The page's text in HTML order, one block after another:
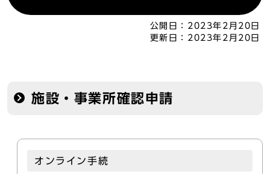
公開日： 2023年2月20日
更新日： 2023年2月20日
施設・事業所確認申請
オンライン手続